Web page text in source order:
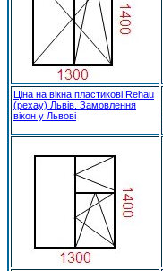
Ціна на вікна пластикові Rehau
(рехау) Львів. Замовлення
вікон у Львові